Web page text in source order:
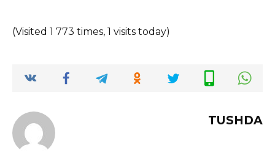
(Visited 1 773 times, 1 visits today)
TUSHDA